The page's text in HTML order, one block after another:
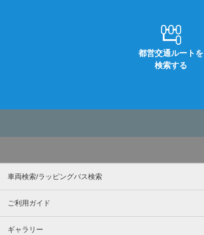
都営交通ルートを
検索する
車両検索/ラッピングバス検索
ご利用ガイド
ギャラリー